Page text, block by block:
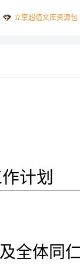
立享超值文库资源包